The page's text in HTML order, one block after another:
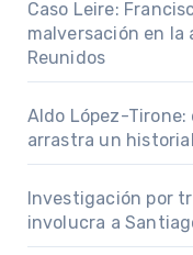
Caso Leire:
malversación en
Reunidos
Aldo López-
arrastra un
Investigación por
involucra a